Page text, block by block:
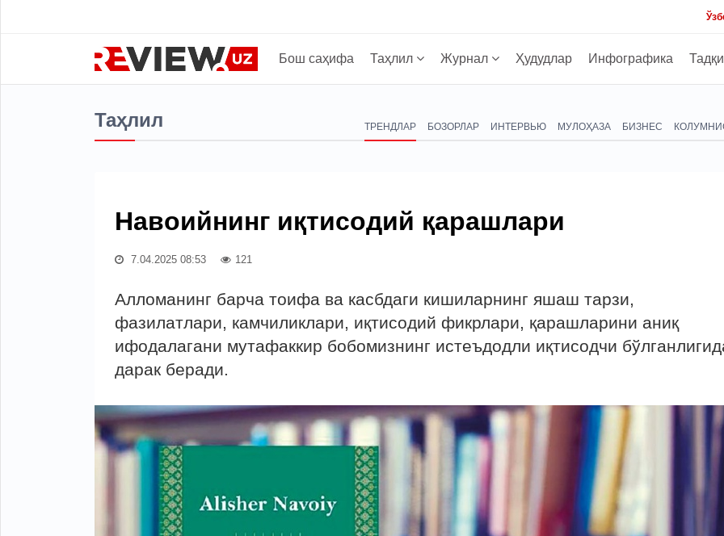
Бош саҳифа Таҳлил Журнал Ҳудудлар Инфографика
Таҳлил ТРЕНДЛАР БОЗОРЛАР ИНТЕРВЬЮ МУЛОҲАЗА БИЗНЕС
Навоийнинг иқтисодий қарашлари
7.04.2025 08:53 121
Алломанинг барча тоифа ва касбдаги кишиларнинг яшаш тарзи,
фазилатлари, камчиликлари, иқтисодий фикрлари, қарашларини аниқ
ифодалагани мутафаккир бобомизнинг истеъдодли иқтисодчи
дарак беради.